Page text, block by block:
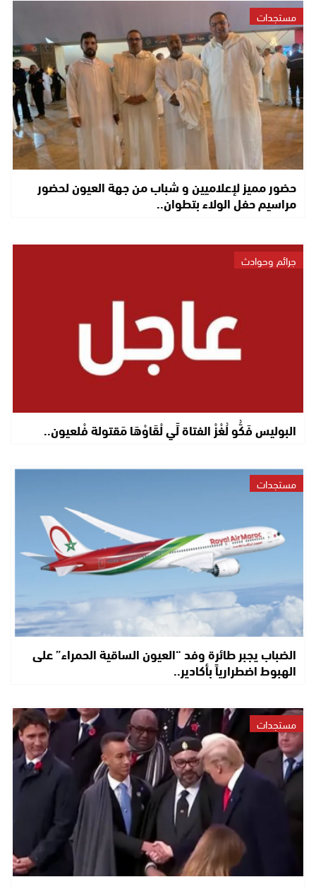
مستجدات
حضور مميز لإعلاميين و شباب من جهة العيون لحضور
مراسيم حفل الولاء بتطوان..
جرائم وحوادث
البوليس فَكُّو لُغْزْ الفتاة لِّي لْقَاوْهَا مَقتولة فْلعيون..
مستجدات
الضباب يجبر طائرة وفد “العيون الساقية الحمراء” على
الهبوط اضطرارياً بأكادير..
مستجدات